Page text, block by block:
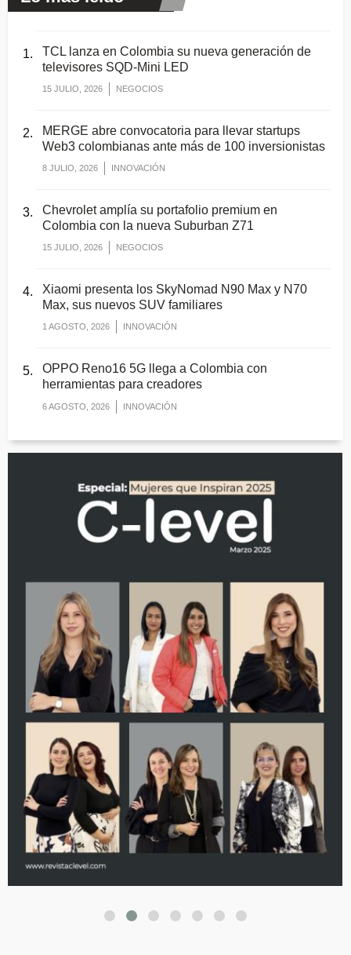
TCL lanza en Colombia su nueva generación de
televisores SQD-Mini LED
15 JULIO, 2026 NEGOCIOS
MERGE abre convocatoria para llevar startups
Web3 colombianas ante más de 100 inversionistas
8 JULIO, 2026 INNOVACIÓN
Chevrolet amplía su portafolio premium en
Colombia con la nueva Suburban Z71
15 JULIO, 2026 NEGOCIOS
Xiaomi presenta los SkyNomad N90 Max y N70
Max, sus nuevos SUV familiares
1 AGOSTO, 2026 INNOVACIÓN
OPPO Reno16 5G llega a Colombia con
herramientas para creadores
6 AGOSTO, 2026 INNOVACIÓN